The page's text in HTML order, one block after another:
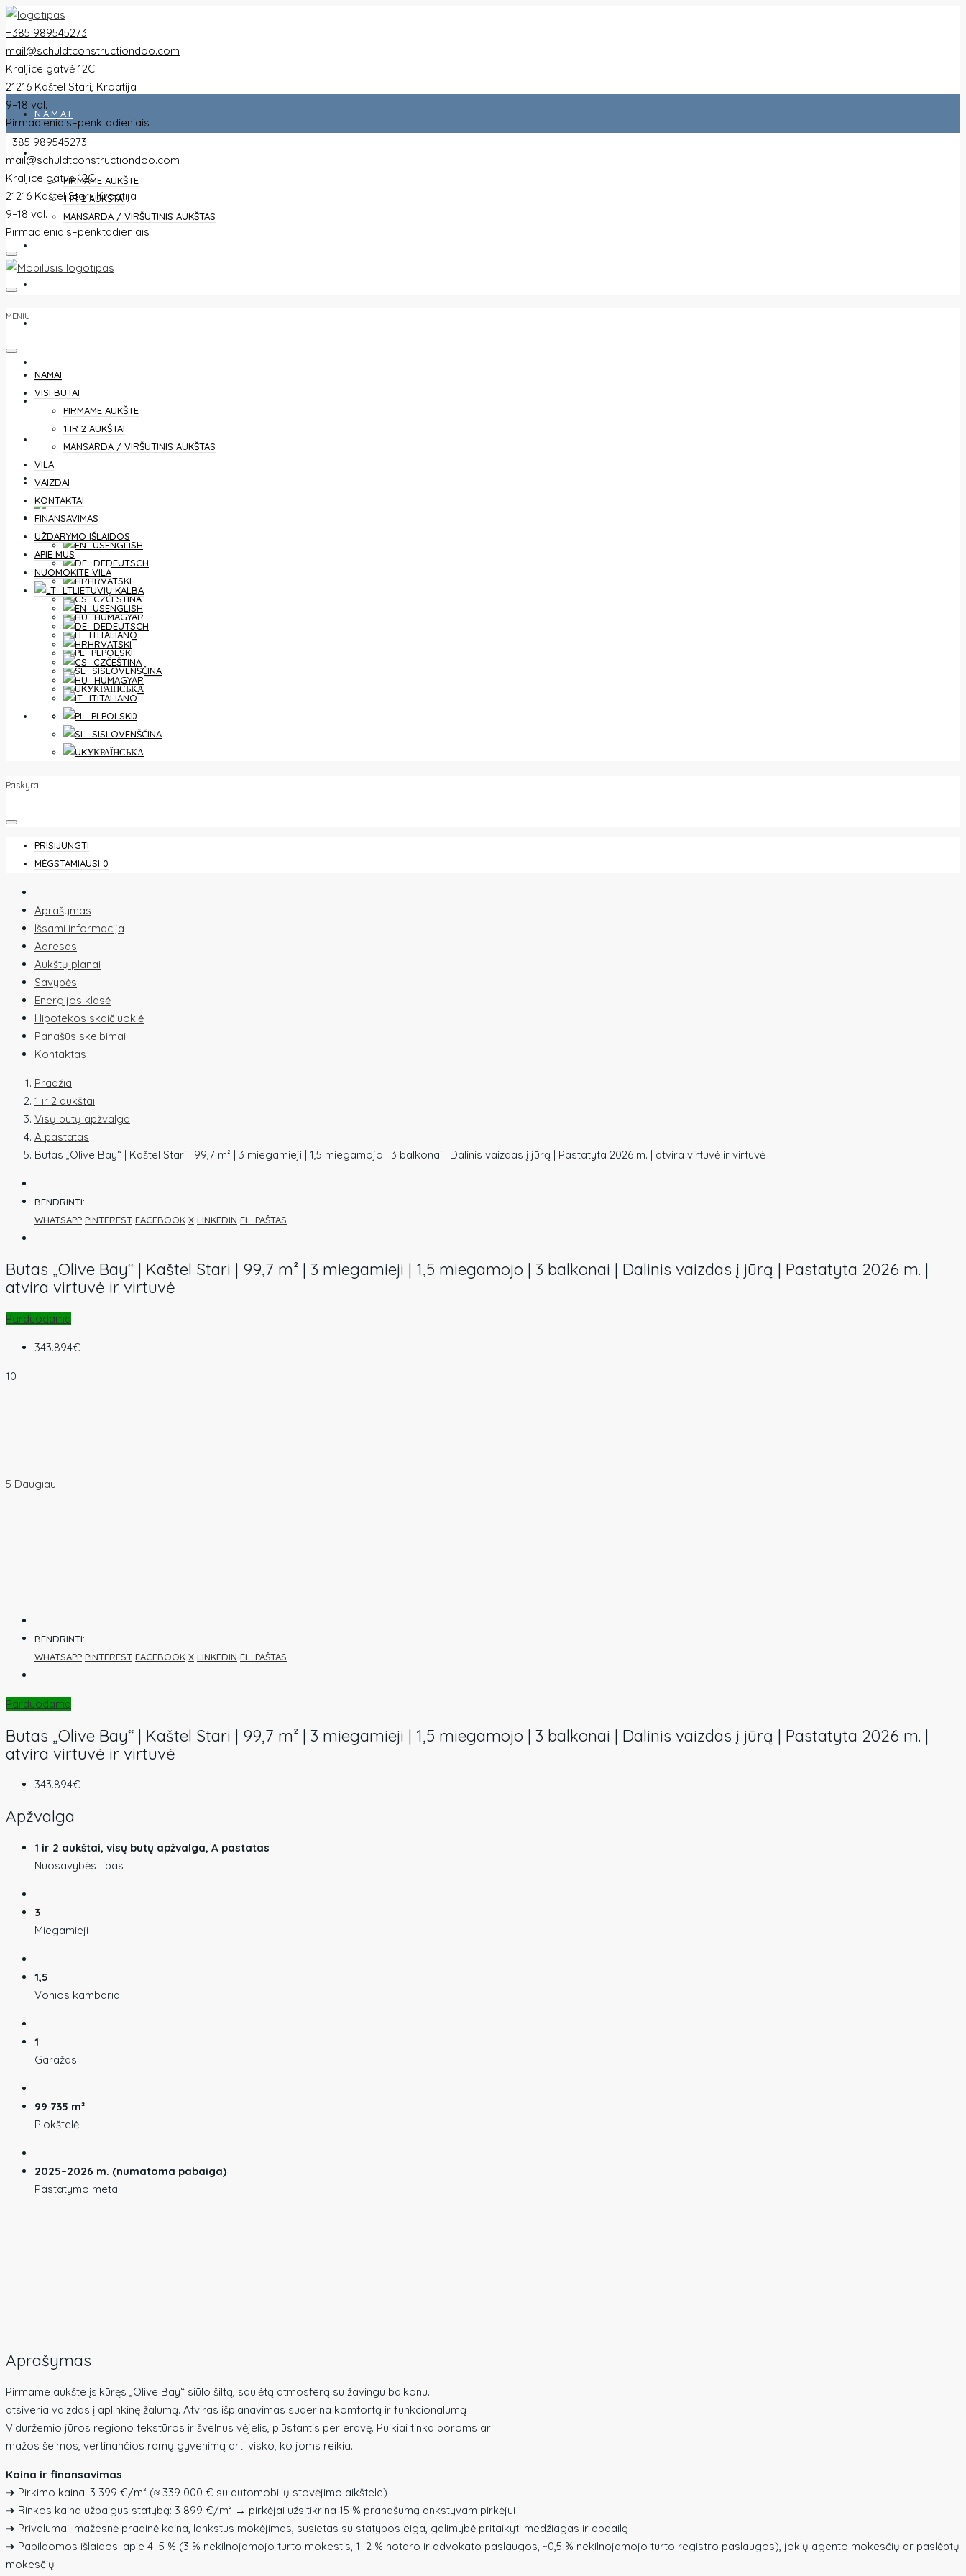
+385 989545273
mail@schuldtconstructiondoo.com
Kraljice gatvė 12C
21216 Kaštel Stari, Kroatija
9–18 val.
Pirmadieniais–penktadieniais
NAMAI
PIRMAME AUKŠTE
1 IR 2 AUKŠTAI
MANSARDA / VIRŠUTINIS AUKŠTAS
UŽDARYMO IŠLAIDOS
NUOMOKITE VILA
LIETUVIŲ KALBA
ENGLISH
DEUTSCH
HRVATSKI
ČEŠTINA
MAGYAR
ITALIANO
POLSKI
SLOVENŠČINA
УКРАЇНСЬКА
MĖGSTAMIAUSI0
+385 989545273
mail@schuldtconstructiondoo.com
Kraljice gatvė 12C
21216 Kaštel Stari, Kroatija
9–18 val.
Pirmadieniais–penktadieniais
MENIU
NAMAI
VISI BUTAI
PIRMAME AUKŠTE
1 IR 2 AUKŠTAI
MANSARDA / VIRŠUTINIS AUKŠTAS
VILA
VAIZDAI
KONTAKTAI
FINANSAVIMAS
UŽDARYMO IŠLAIDOS
APIE MUS
NUOMOKITE VILA
LIETUVIŲ KALBA
ENGLISH
DEUTSCH
HRVATSKI
ČEŠTINA
MAGYAR
ITALIANO
POLSKI
SLOVENŠČINA
УКРАЇНСЬКА
Paskyra
PRISIJUNGTI
MĖGSTAMIAUSI 0
Aprašymas
Išsami informacija
Adresas
Aukštų planai
Savybės
Energijos klasė
Hipotekos skaičiuoklė
Panašūs skelbimai
Kontaktas
Pradžia
1 ir 2 aukštai
Visų butų apžvalga
A pastatas
Butas „Olive Bay“ | Kaštel Stari | 99,7 m² | 3 miegamieji | 1,5 miegamojo | 3 balkonai | Dalinis vaizdas į jūrą | Pastatyta 2026 m. | atvira virtuvė ir virtuvė
BENDRINTI:
WHATSAPP PINTEREST FACEBOOK X LINKEDIN EL. PAŠTAS
Butas „Olive Bay“ | Kaštel Stari | 99,7 m² | 3 miegamieji | 1,5 miegamojo | 3 balkonai | Dalinis vaizdas į jūrą | Pastatyta 2026 m. |
atvira virtuvė ir virtuvė
Parduodama
343.894€
10
5 Daugiau
BENDRINTI:
WHATSAPP PINTEREST FACEBOOK X LINKEDIN EL. PAŠTAS
Parduodama
Butas „Olive Bay“ | Kaštel Stari | 99,7 m² | 3 miegamieji | 1,5 miegamojo | 3 balkonai | Dalinis vaizdas į jūrą | Pastatyta 2026 m. |
atvira virtuvė ir virtuvė
343.894€
Apžvalga
1 ir 2 aukštai, visų butų apžvalga, A pastatas
Nuosavybės tipas
3
Miegamieji
1,5
Vonios kambariai
1
Garažas
99 735 m²
Plokštelė
2025–2026 m. (numatoma pabaiga)
Pastatymo metai
Aprašymas
Pirmame aukšte įsikūręs „Olive Bay“ siūlo šiltą, saulėtą atmosferą su žavingu balkonu.
atsiveria vaizdas į aplinkinę žalumą. Atviras išplanavimas suderina komfortą ir funkcionalumą
Viduržemio jūros regiono tekstūros ir švelnus vėjelis, plūstantis per erdvę. Puikiai tinka poroms ar
mažos šeimos, vertinančios ramų gyvenimą arti visko, ko joms reikia.
Kaina ir finansavimas
➔ Pirkimo kaina: 3 399 €/m² (≈ 339 000 € su automobilių stovėjimo aikštele)
➔ Rinkos kaina užbaigus statybą: 3 899 €/m² → pirkėjai užsitikrina 15 % pranašumą ankstyvam pirkėjui
➔ Privalumai: mažesnė pradinė kaina, lankstus mokėjimas, susietas su statybos eiga, galimybė pritaikyti medžiagas ir apdailą
➔ Papildomos išlaidos: apie 4–5 % (3 % nekilnojamojo turto mokestis, 1–2 % notaro ir advokato paslaugos, ~0,5 % nekilnojamojo turto registro paslaugos), jokių agento mokesčių ar paslėptų
mokesčių